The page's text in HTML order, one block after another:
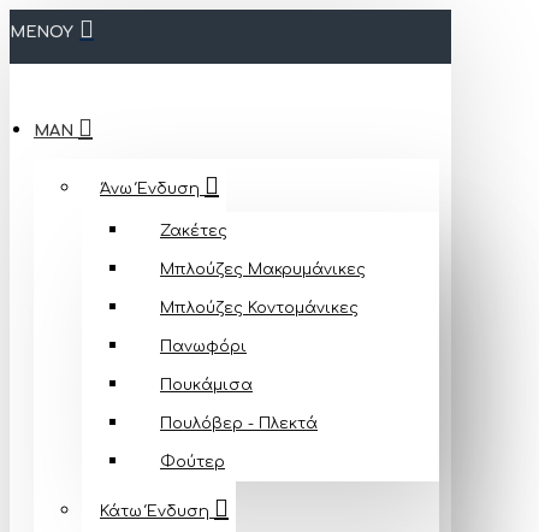
ΜΕΝΟΥ
MAN
Άνω Ένδυση
Ζακέτες
Μπλούζες Mακρυμάνικες
Μπλούζες Κοντομάνικες
Πανωφόρι
Πουκάμισα
Πουλόβερ - Πλεκτά
Φούτερ
Κάτω Ένδυση